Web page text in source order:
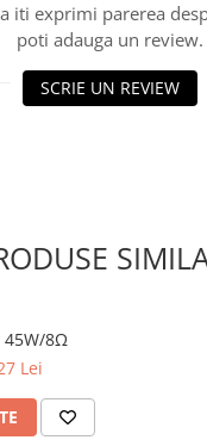
iti exprimi parerea
poti adauga un review.
SCRIE UN REVIEW
8Ω
Lei